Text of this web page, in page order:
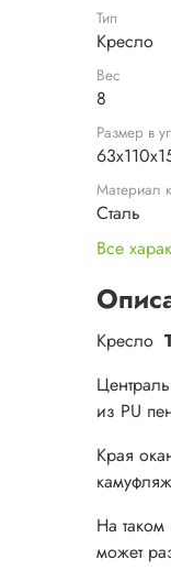
Тип
Кресло
Вес
8
Размер в
Материал
Сталь
Все
Кресло
из PU
Края
На
может